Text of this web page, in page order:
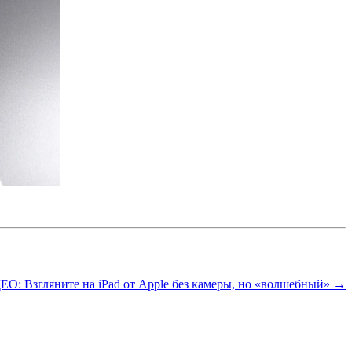
Взгляните на iPad от Apple без камеры, но «волшебный» →